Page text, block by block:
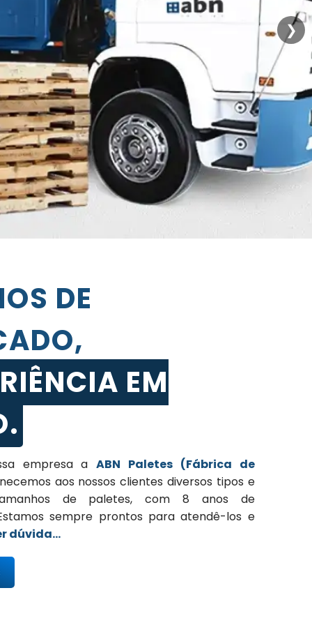
❯
DE
EM
empresa aABN Paletes (Fábrica de
aos nossos clientes diversos tipos e
de paletes, com 8 anos de
sempre prontos para atendê-los e
dúvida…